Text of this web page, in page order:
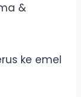
&
ke emel